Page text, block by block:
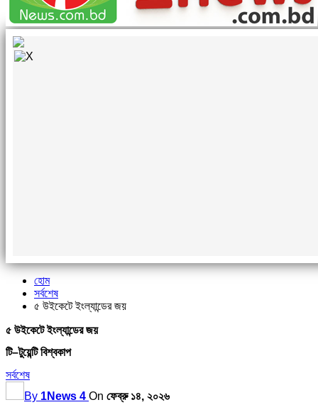
হোম
সর্বশেষ
৫ উইকেটে ইংল্যান্ডের জয়
৫ উইকেটে ইংল্যান্ডের জয়
টি–টুয়েন্টি বিশ্বকাপ
সর্বশেষ
By 1News 4 On ফেব্রু ১৪, ২০২৬